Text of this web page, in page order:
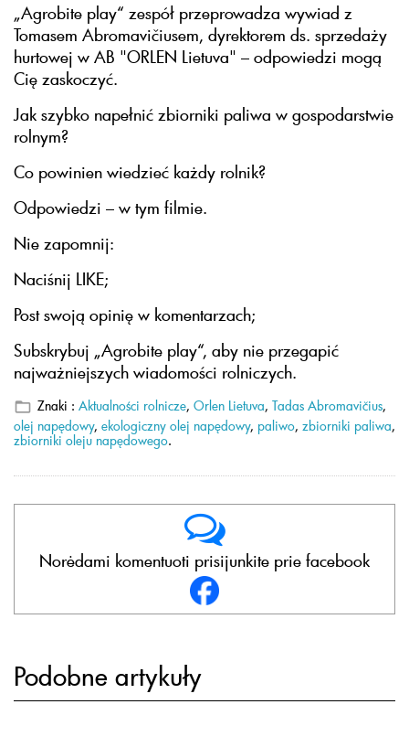
„Agrobite play“ zespół przeprowadza wywiad z
Tomasem Abromavičiusem, dyrektorem ds. sprzedaży
hurtowej w AB "ORLEN Lietuva" – odpowiedzi mogą
Cię zaskoczyć.
Jak szybko napełnić zbiorniki paliwa w gospodarstwie
rolnym?
Co powinien wiedzieć każdy rolnik?
Odpowiedzi – w tym filmie.
Nie zapomnij:
Naciśnij LIKE;
Post swoją opinię w komentarzach;
Subskrybuj „Agrobite play“, aby nie przegapić
najważniejszych wiadomości rolniczych.
Znaki : Aktualności rolnicze, Orlen Lietuva, Tadas Abromavičius,
olej napędowy, ekologiczny olej napędowy, paliwo, zbiorniki paliwa,
zbiorniki oleju napędowego.
Norėdami komentuoti prisijunkite prie facebook
Podobne artykuły